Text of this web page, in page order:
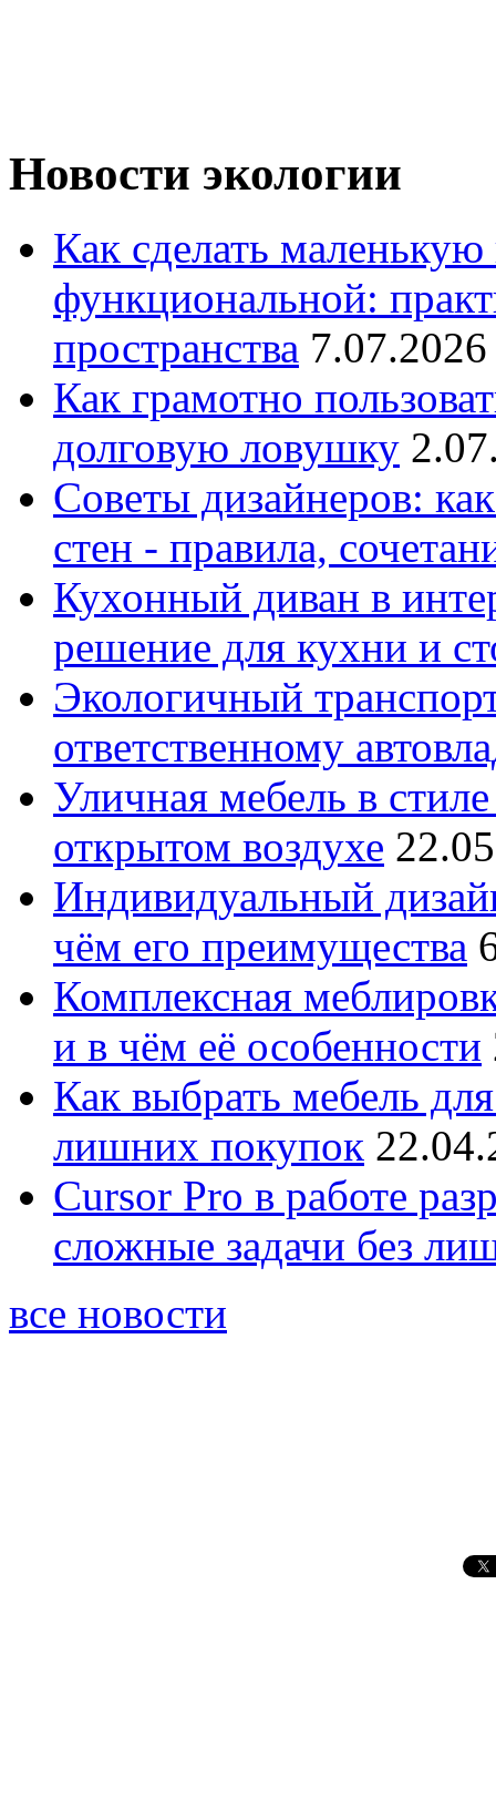
Новости экологии
Как сделать
функциональной:
пространства
Как грамотно
долговую ловушку
Советы дизайнеров:
стен - правила,
Кухонный диван в
решение для кухни и
Экологичный
ответственному
Уличная мебель в
открытом воздухе
Индивидуальный
чём его преимущества
Комплексная
и в чём её особенности
Как выбрать мебель
лишних покупок
Cursor Pro в работе
сложные задачи без
все новости